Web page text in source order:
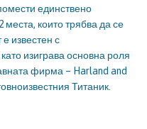
единствено
места, които трябва да се
известен с
изиграва основна роля
фирма – Harland and
Титаник.